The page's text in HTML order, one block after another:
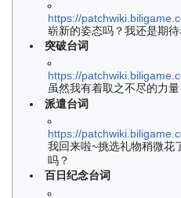
https://
崭新的姿态吗？我还是期
突破台词
https://
虽然我有着取之不尽的力
派遣台词
https://
我回来啦~挑选礼物稍微花
吗？
百日纪念台词